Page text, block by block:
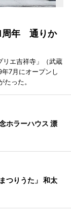
周年 通りか
リエ吉祥寺」（武蔵
7月にオープンし
った。
ホラーハウス 漂
つりうた」 和太